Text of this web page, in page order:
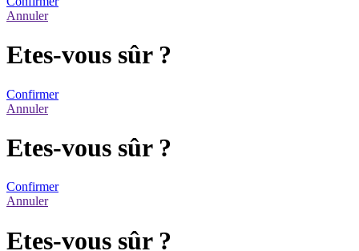
Annuler
Etes-vous sûr ?
Confirmer
Annuler
Etes-vous sûr ?
Confirmer
Annuler
Etes-vous sûr ?